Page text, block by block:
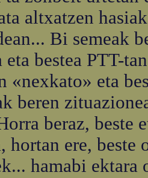
altxatzen
Bi semeak
eta bestea PTT-
«nexkato» eta
beren
beraz, beste
hortan ere, beste
hamabi ektara